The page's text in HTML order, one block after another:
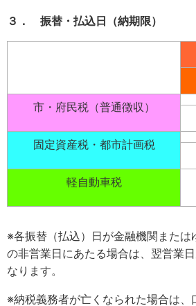
３． 振替・払込日（納期限）
市・府民税（普通徴収）
固定資産税・都市計画税
軽自動車税
※各振替（払込）日が金融機関または
の非営業日にあたる場合は、翌営業
なります。
※納税義務者が亡くなられた場合は、